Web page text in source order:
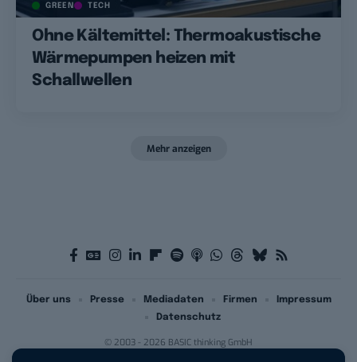
GREEN TECH
Ohne Kältemittel: Thermoakustische
Wärmepumpen heizen mit
Schallwellen
Mehr anzeigen
© 2003 - 2026 BASIC thinking GmbH
Über uns Presse Mediadaten Firmen
Impressum
Datenschutz